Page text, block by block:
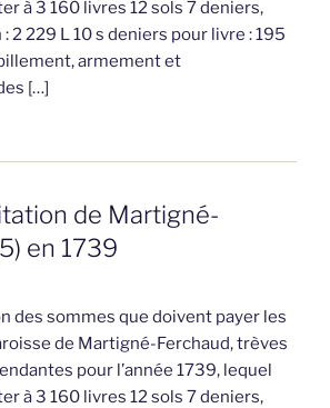
à 3 160 livres 12 sols 7 deniers,
2 229 L 10 s deniers pour livre : 195
armement et
[…]
de Martigné-
en 1739
des sommes que doivent payer les
de Martigné-Ferchaud, trèves
pour l’année 1739, lequel
à 3 160 livres 12 sols 7 deniers,